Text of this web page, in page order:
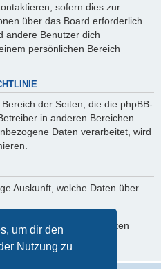
um dir den
Nutzung zu
sofern dies zur
über das Board erforderlich
andere Benutzer dich
persönlichen Bereich
der Seiten, die die phpBB-
in anderen Bereichen
Daten verarbeitet, wird
Auskunft, welche Daten über
bzw. Sperrung deiner Daten
den Betreiber.